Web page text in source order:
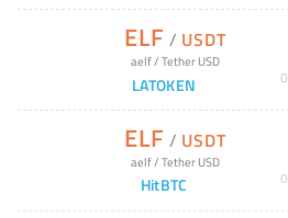
ELF / USDT
aelf/Tether USD
LATOKEN 0
ELF / USDT
aelf/Tether USD
HitBTC 0